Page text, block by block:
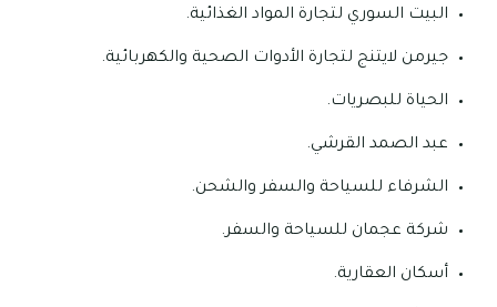
البيت السوري لتجارة المواد الغذائية.
جيرمن لايتنج لتجارة الأدوات الصحية والكهربائية.
الحياة للبصريات.
عبد الصمد القرشي.
الشرفاء للسياحة والسفر والشحن.
شركة عجمان للسياحة والسفر.
أسكان العقارية.